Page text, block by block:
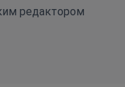
редактором